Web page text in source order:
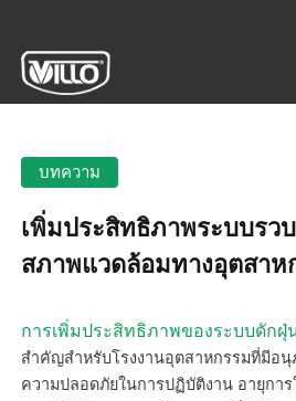
บทความ
เพิ่มประสิทธิภาพระบบรว
สภาพแวดล้อมทางอุตสาห
การเพิ่มประสิทธิภาพของระบบดักฝุ่
สำคัญสำหรับโรงงานอุตสาหกรรมที่มีอ
ความปลอดภัยในการปฏิบัติงาน อายุกา